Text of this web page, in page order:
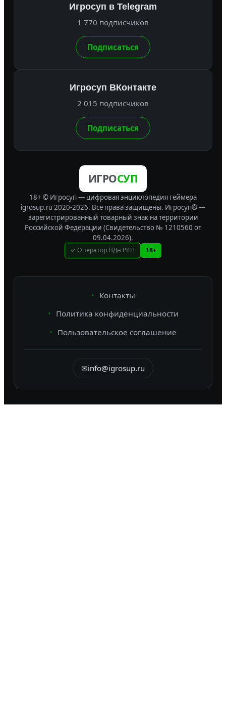
Игросуп в Telegram
1 770 подписчиков
Подписаться
Игросуп ВКонтакте
2 015 подписчиков
Подписаться
ИГРОСУП
18+ © Игросуп — цифровая энциклопедия геймера
igrosup.ru 2020-2026. Все права защищены. Игросуп® —
зарегистрированный товарный знак на территории
Российской Федерации (Свидетельство № 1210560 от
09.04.2026).
✓ Оператор ПДн РКН 18+
Контакты
Политика конфиденциальности
Пользовательское соглашение
✉info@igrosup.ru